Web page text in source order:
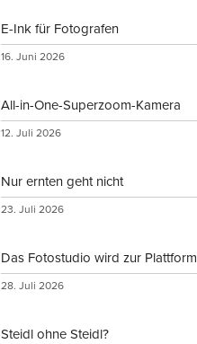
E-Ink für Fotografen
16. Juni 2026
All-in-One-Superzoom-Kamera
12. Juli 2026
Nur ernten geht nicht
23. Juli 2026
Das Fotostudio wird zur Plattform
28. Juli 2026
Steidl ohne Steidl?